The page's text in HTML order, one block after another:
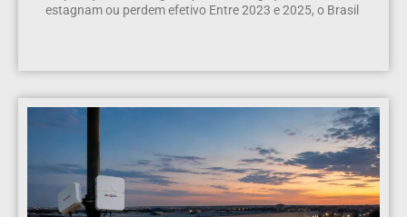
estagnam ou perdem efetivo Entre 2023 e 2025, o Brasil